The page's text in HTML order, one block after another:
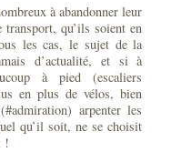
à abandonner leur
transport, qu’ils soient en
les cas, le sujet de la
d’actualité, et si à
à pied (escaliers
en plus de vélos, bien
arpenter les
qu’il soit, ne se choisit
!